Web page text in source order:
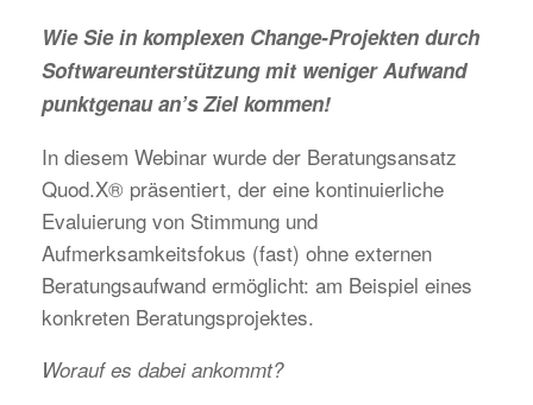
Wie Sie in komplexen Change-Projekten durch
Softwareunterstützung mit weniger Aufwand
punktgenau an’s Ziel kommen!
In diesem Webinar wurde der Beratungsansatz
Quod.X® präsentiert, der eine kontinuierliche
Evaluierung von Stimmung und
Aufmerksamkeitsfokus (fast) ohne externen
Beratungsaufwand ermöglicht: am Beispiel eines
konkreten Beratungsprojektes.
Worauf es dabei ankommt?